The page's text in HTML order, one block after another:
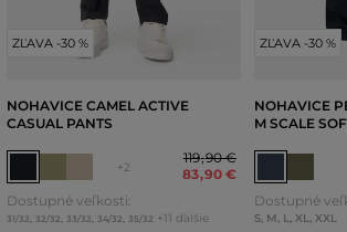
ZĽAVA -30 %
NOHAVICE CAMEL ACTIVE
CASUAL PANTS
+2
119,90 €
83,90 €
Dostupné veľkosti:
31/32 32/32 33/32 34/32 35/32 +11 ďalšie
ZĽAVA -30 %
NOHAVICE
M SCALE
Dostupné
S, M, L, XL, XXL